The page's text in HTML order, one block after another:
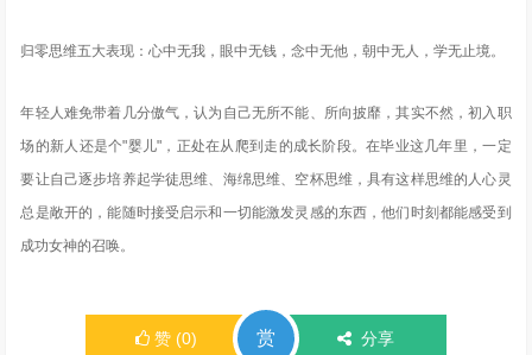
归零思维五大表现：心中无我，眼中无钱，念中无他，朝中无人，学无止境。
年轻人难免带着几分傲气，认为自己无所不能、所向披靡，其实不然，初入职
场的新人还是个"婴儿"，正处在从爬到走的成长阶段。在毕业这几年里，一定
要让自己逐步培养起学徒思维、海绵思维、空杯思维，具有这样思维的人心灵
总是敞开的，能随时接受启示和一切能激发灵感的东西，他们时刻都能感受到
成功女神的召唤。
赞 (0) 赏 分享